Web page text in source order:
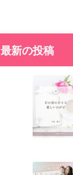
最新の投稿
2026.01.08